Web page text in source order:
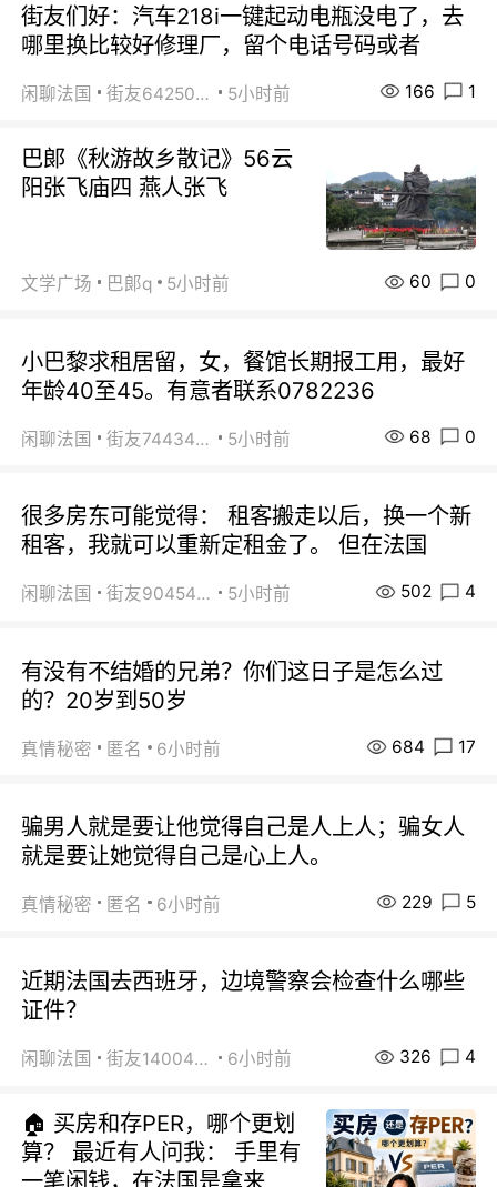
街友们好：汽车218i一键起动电瓶没电了，去
哪里换比较好修理厂，留个电话号码或者
闲聊法国 街友64250024 5小时前 166 1
巴郞《秋游故乡散记》56云
阳张飞庙四 燕人张飞
文学广场 巴郞q 5小时前 60 0
小巴黎求租居留，女，餐馆长期报工用，最好
年龄40至45。有意者联系0782236
闲聊法国 街友74434350 5小时前 68 0
很多房东可能觉得： 租客搬走以后，换一个新
租客，我就可以重新定租金了。 但在法国
闲聊法国 街友90454511 5小时前 502 4
有没有不结婚的兄弟？你们这日子是怎么过
的？20岁到50岁
真情秘密 匿名 6小时前 684 17
骗男人就是要让他觉得自己是人上人；骗女人
就是要让她觉得自己是心上人。
真情秘密 匿名 6小时前 229 5
近期法国去西班牙，边境警察会检查什么哪些
证件？
闲聊法国 街友14004820 6小时前 326 4
🏠 买房和存PER，哪个更划
算？ 最近有人问我： 手里有
一笔闲钱，在法国是拿来